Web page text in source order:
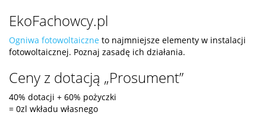
EkoFachowcy.pl
Ogniwa fotowoltaiczne to najmniejsze elementy w instalacji
fotowoltaicznej. Poznaj zasadę ich działania.
Ceny z dotacją „Prosument”
40% dotacji + 60% pożyczki
= 0zl wkładu własnego